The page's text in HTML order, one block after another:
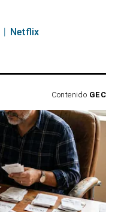
Netflix
Contenido GEC